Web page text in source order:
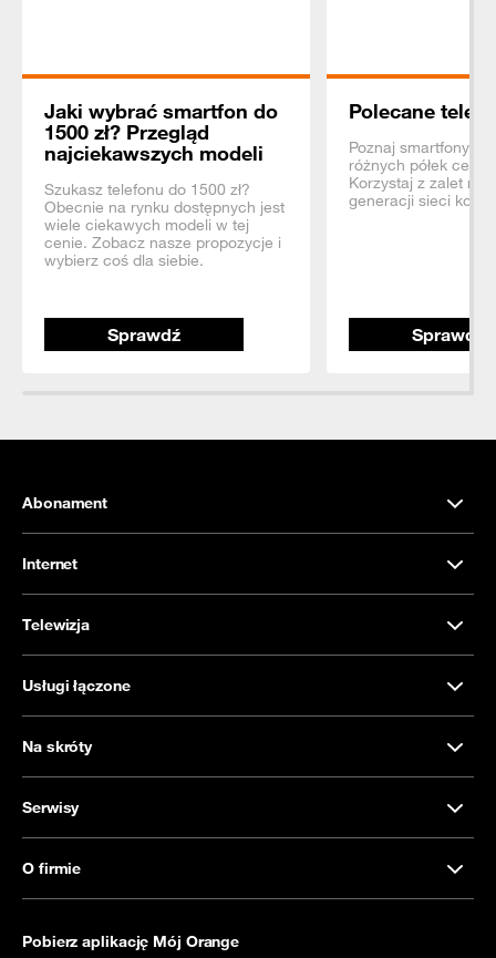
Jaki wybrać smartfon do
1500 zł? Przegląd
najciekawszych modeli
Szukasz telefonu do 1500 zł?
Obecnie na rynku dostępnych jest
wiele ciekawych modeli w tej
cenie. Zobacz nasze propozycje i
wybierz coś dla siebie.
Sprawdź
Polecane
Poznaj smartfony z
różnych półek
Korzystaj z zalet
generacji sieci
Sprawdź
Abonament
Internet
Telewizja
Usługi łączone
Na skróty
Serwisy
O firmie
Pobierz aplikację Mój Orange